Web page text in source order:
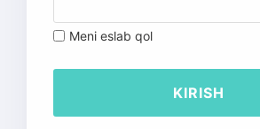
Meni eslab qol